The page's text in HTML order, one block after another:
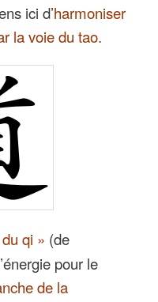
ici d’harmoniser
la voie du tao.
qi » (de
pour le
de la